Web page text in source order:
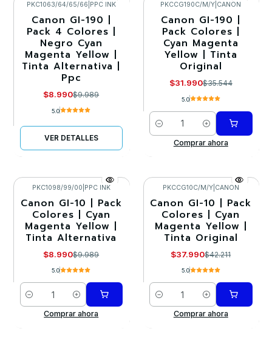
-10%
Agotado
PKC1063/64/65/66 PPC INK
Canon GI-190 |
Pack 4 Colores |
Negro Cyan
Magenta Yellow |
Tinta Alternativa |
Ppc
$8.990$9.989
5.0
VER DETALLES
-10%
PKCCG190C/M/Y CANON
Canon GI-190 |
Pack Colores |
Cyan Magenta
Yellow | Tinta
Original
$31.990$35.544
5.0
Cantidad
Comprar ahora
-10%
PKC1098/99/00 PPC INK
Canon GI-10 | Pack
Colores | Cyan
Magenta Yellow |
Tinta Alternativa
$8.990$9.989
5.0
Cantidad
Comprar ahora
-10%
PKCCG10C/M/Y| CANON
Canon GI-10 | Pack
Colores | Cyan
Magenta Yellow |
Tinta Original
$37.990$42.211
5.0
Cantidad
Comprar ahora